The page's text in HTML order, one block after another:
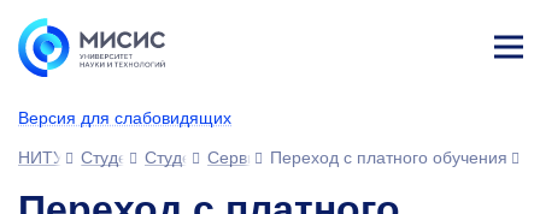
Версия для слабовидящих
ине
НИТУ МИСИС
СтудентамСтуденческий офис
Сервисы для обучающихся
Переход с платного обучения